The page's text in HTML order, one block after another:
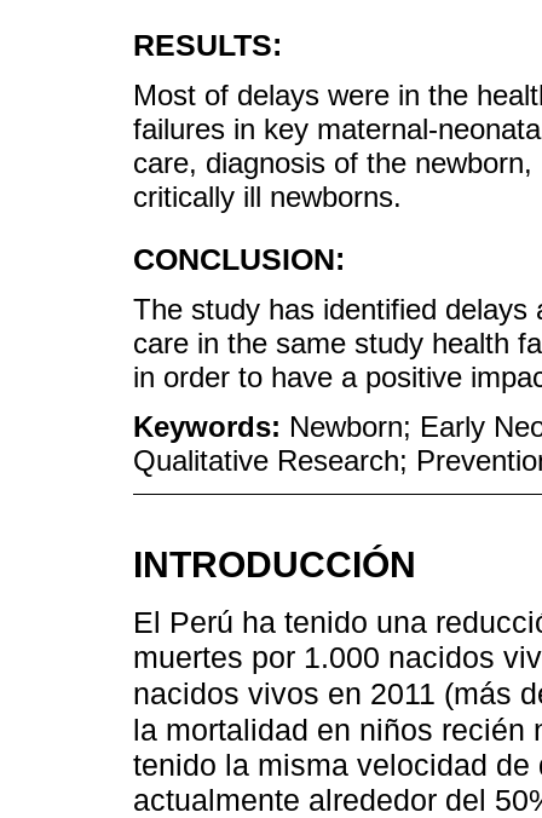
RESULTS:
Most of delays were in the
failures in key maternal-
care, diagnosis of the
critically ill newborns.
CONCLUSION:
The study has identified
care in the same study health
in order to have a positive
Keywords: Newborn; Early
Qualitative Research;
INTRODUCCIÓN
El Perú ha tenido una
muertes por 1.000 nacidos
nacidos vivos en 2011 (más
la mortalidad en niños recién
tenido la misma velocidad
actualmente alrededor del